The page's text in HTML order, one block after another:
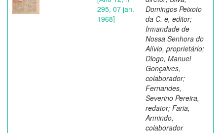
295, 07 jan.
1968]
Domingos Peixoto
da C. e, editor;
Irmandade de
Nossa Senhora do
Alívio, proprietário;
Diogo, Manuel
Gonçalves,
colaborador;
Fernandes,
Severino Pereira,
redator; Faria,
Armindo,
colaborador